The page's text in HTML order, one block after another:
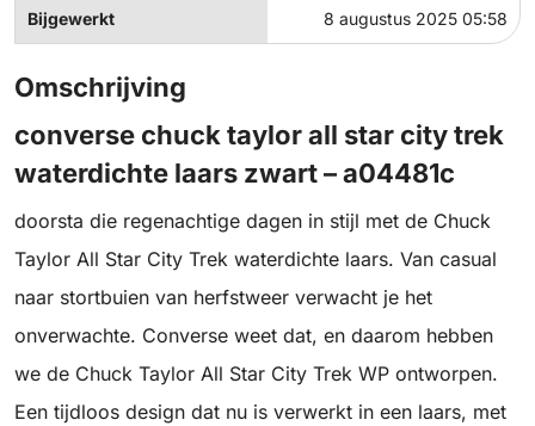
Bijgewerkt 8 augustus 2025 05:58
Omschrijving
converse chuck taylor all star city trek
waterdichte laars zwart – a04481c
doorsta die regenachtige dagen in stijl met de Chuck
Taylor All Star City Trek waterdichte laars. Van casual
naar stortbuien van herfstweer verwacht je het
onverwachte. Converse weet dat, en daarom hebben
we de Chuck Taylor All Star City Trek WP ontworpen.
Een tijdloos design dat nu is verwerkt in een laars, met